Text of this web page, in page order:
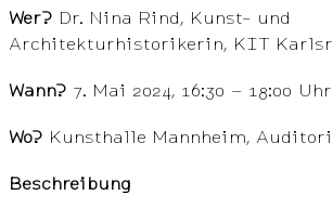
Wer? Dr. Nina Rind, Kunst- und
Architekturhistorikerin, KIT
Wann? 7. Mai 2024, 16:30 – 18:00 Uhr
Wo? Kunsthalle Mannheim,
Beschreibung